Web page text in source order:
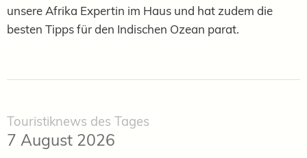
unsere Afrika Expertin im Haus und hat zudem die
besten Tipps für den Indischen Ozean parat.
Touristiknews des Tages
7 August 2026